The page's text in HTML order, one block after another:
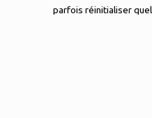
parfois réinitialiser